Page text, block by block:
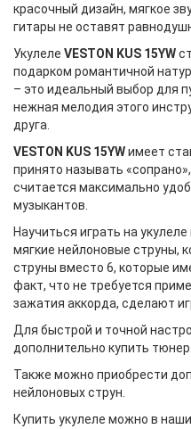
красочный дизайн, мягкое
гитары не оставят
Укулеле VESTON KUS 15YW
подарком романтичной
– это идеальный выбор для
нежная мелодия этого
друга.
VESTON KUS 15YWимеет
принято называть
считается максимально
музыкантов.
Научиться играть на
мягкие нейлоновые струны,
струны вместо 6, которые
факт, что не требуется
зажатия аккорда, сделают
Для быстрой и точной
дополнительно купить тюнер.
Также можно приобрести
нейлоновых струн.
Купить укулеле можно в